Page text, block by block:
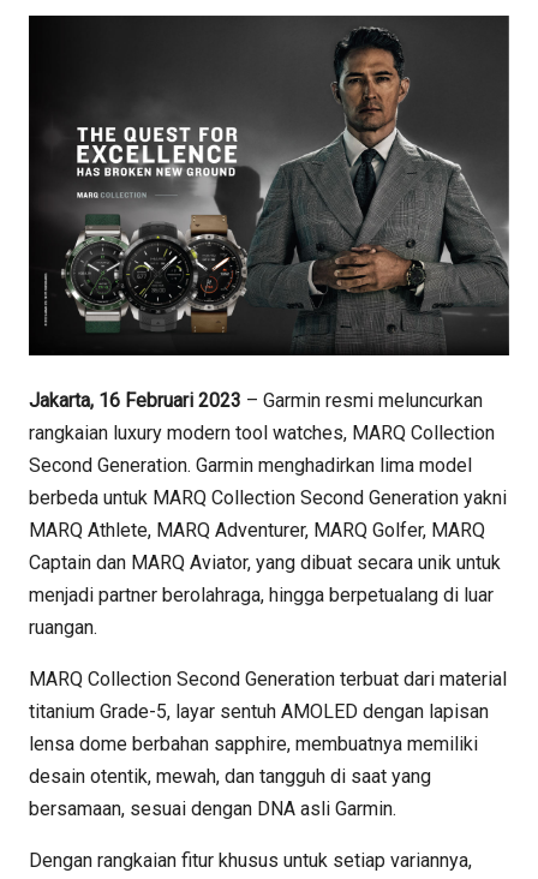
Jakarta, 16 Februari 2023 – Garmin resmi meluncurkan
rangkaian luxury modern tool watches, MARQ Collection
Second Generation. Garmin menghadirkan lima model
berbeda untuk MARQ Collection Second Generation yakni
MARQ Athlete, MARQ Adventurer, MARQ Golfer, MARQ
Captain dan MARQ Aviator, yang dibuat secara unik untuk
menjadi partner berolahraga, hingga berpetualang di luar
ruangan.
MARQ Collection Second Generation terbuat dari material
titanium Grade-5, layar sentuh AMOLED dengan lapisan
lensa dome berbahan sapphire, membuatnya memiliki
desain otentik, mewah, dan tangguh di saat yang
bersamaan, sesuai dengan DNA asli Garmin.
Dengan rangkaian fitur khusus untuk setiap variannya,